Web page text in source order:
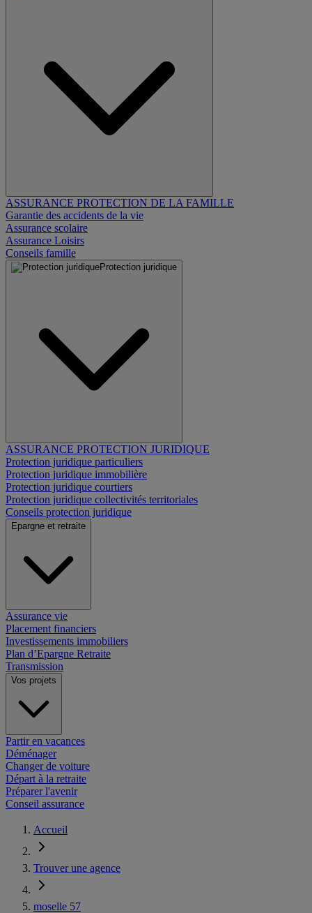
ASSURANCE PROTECTION DE LA FAMILLE
Garantie des accidents de la vie
Assurance scolaire
Assurance Loisirs
Conseils famille
Protection juridique
ASSURANCE PROTECTION JURIDIQUE
Protection juridique particuliers
Protection juridique immobilière
Protection juridique courtiers
Protection juridique collectivités territoriales
Conseils protection juridique
Epargne et retraite
Assurance vie
Placement financiers
Investissements immobiliers
Plan d’Epargne Retraite
Transmission
Vos projets
Partir en vacances
Déménager
Changer de voiture
Départ à la retraite
Préparer l'avenir
Conseil assurance
Accueil
Trouver une agence
moselle 57